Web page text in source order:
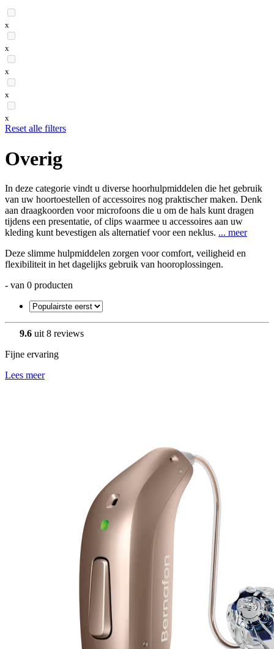
x
x
x
x
x
Reset alle filters
Overig
In deze categorie vindt u diverse hoorhulpmiddelen die het gebruik
van uw hoortoestellen of accessoires nog praktischer maken. Denk
aan draagkoorden voor microfoons die u om de hals kunt dragen
tijdens een presentatie, of clips waarmee u accessoires aan uw
kleding kunt bevestigen als alternatief voor een neklus. ... meer
Deze slimme hulpmiddelen zorgen voor comfort, veiligheid en
flexibiliteit in het dagelijks gebruik van hooroplossingen.
- van 0 producten
9.6 uit 8 reviews
Fijne ervaring
Lees meer